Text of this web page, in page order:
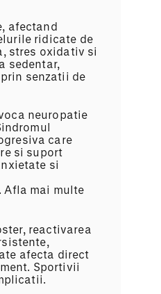
afectand
ridicate de
stres oxidativ si
sedentar,
senzatii de
neuropatie
care
si suport
si
Afla mai multe
reactivarea
afecta direct
Sportivii